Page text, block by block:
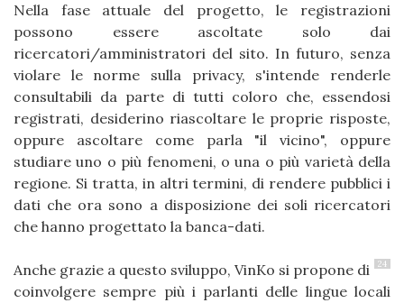
Nella fase attuale del progetto, le registrazioni
possono essere ascoltate solo dai
ricercatori/amministratori del sito. In futuro, senza
violare le norme sulla privacy, s'intende renderle
consultabili da parte di tutti coloro che, essendosi
registrati, desiderino riascoltare le proprie risposte,
oppure ascoltare come parla "il vicino", oppure
studiare uno o più fenomeni, o una o più varietà della
regione. Si tratta, in altri termini, di rendere pubblici i
dati che ora sono a disposizione dei soli ricercatori
che hanno progettato la banca-dati.
24
Anche grazie a questo sviluppo, VinKo si propone di
coinvolgere sempre più i parlanti delle lingue locali